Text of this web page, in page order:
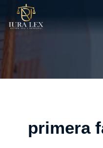
primera